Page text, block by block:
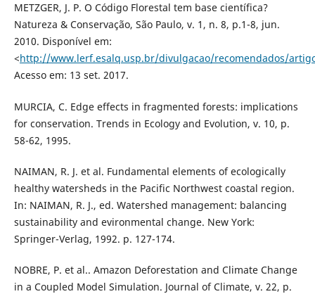
METZGER, J. P. O Código Florestal tem base científica?
Natureza & Conservação, São Paulo, v. 1, n. 8, p.1-8, jun.
2010. Disponível em:
<http://www.lerf.esalq.usp.br/divulgacao/recomendados/
Acesso em: 13 set. 2017.
MURCIA, C. Edge effects in fragmented forests: implications
for conservation. Trends in Ecology and Evolution, v. 10, p.
58-62, 1995.
NAIMAN, R. J. et al. Fundamental elements of ecologically
healthy watersheds in the Pacific Northwest coastal region.
In: NAIMAN, R. J., ed. Watershed management: balancing
sustainability and evironmental change. New York:
Springer-Verlag, 1992. p. 127-174.
NOBRE, P. et al.. Amazon Deforestation and Climate Change
in a Coupled Model Simulation. Journal of Climate, v. 22, p.